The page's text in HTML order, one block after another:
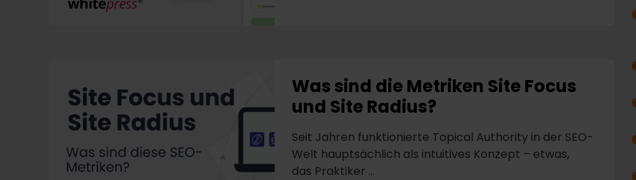
Was sind die Metriken Site Focus
und Site Radius?
Seit Jahren funktionierte Topical Authority in der SEO-
Welt hauptsächlich als intuitives Konzept – etwas,
das Praktiker ...